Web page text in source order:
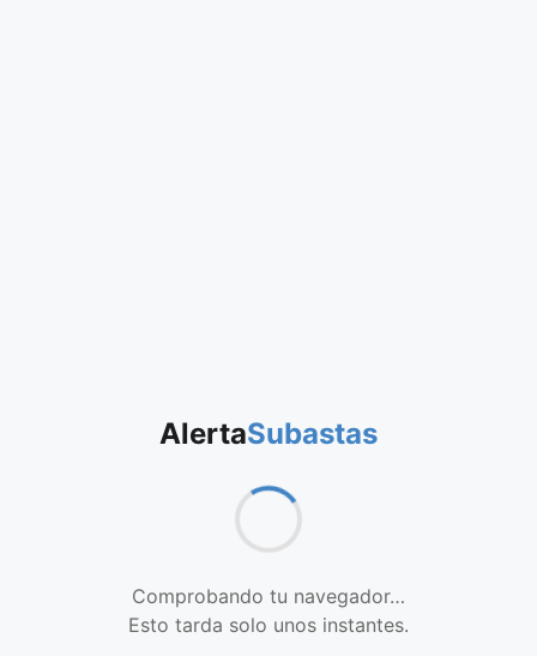
AlertaSubastas
Comprobando tu navegador…
Esto tarda solo unos instantes.